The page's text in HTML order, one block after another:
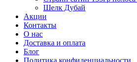
Шелк Дубай
Акции
Контакты
О нас
Доставка и оплата
Блог
Политика конфиденциальности